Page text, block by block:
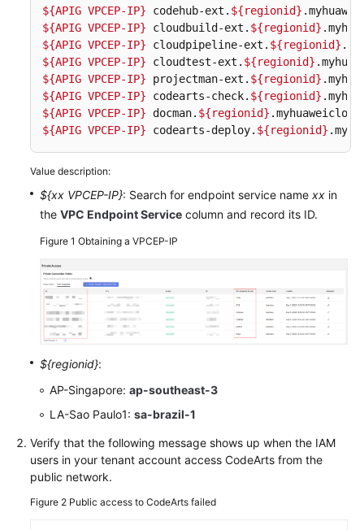
General
Reference
Glossary
Shared
Responsibilities
Level
Agreement
Papers
Endpoints
Permissions
${APIG VPCEP-IP} codehub-ext. ${regionid}
${APIG VPCEP-IP} cloudbuild-ext. ${regionid}
${APIG VPCEP-IP} cloudpipeline-ext. ${regionid}
${APIG VPCEP-IP} cloudtest-ext. ${regionid}
${APIG VPCEP-IP} projectman-ext. ${regionid}
${APIG VPCEP-IP} codearts-check. ${regionid}
${APIG VPCEP-IP} docman. ${regionid}
${APIG VPCEP-IP} codearts-deploy. ${regionid}
Value description:
${xx VPCEP-IP}: Search for endpoint service name xx in
the VPC Endpoint Service column and record its ID.
Figure 1 Obtaining a VPCEP-IP
${regionid}:
AP-Singapore: ap-southeast-3
LA-Sao Paulo1: sa-brazil-1
Verify that the following message shows up when the IAM
users in your tenant account access CodeArts from the
public network.
Figure 2 Public access to CodeArts failed